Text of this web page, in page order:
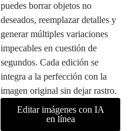
puedes borrar objetos no
deseados, reemplazar detalles y
generar múltiples variaciones
impecables en cuestión de
segundos. Cada edición se
integra a la perfección con la
imagen original sin dejar rastro.
Editar imágenes con IA
en línea